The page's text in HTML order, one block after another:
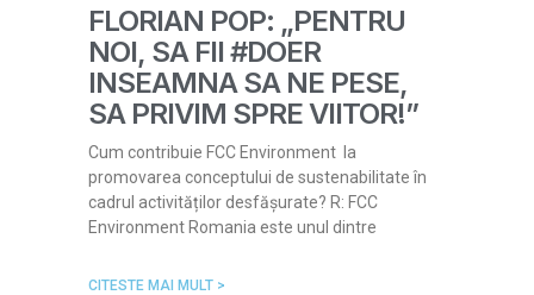
FLORIAN POP: „PENTRU
NOI, SA FII #DOER
INSEAMNA SA NE PESE,
SA PRIVIM SPRE VIITOR!”
Cum contribuie FCC Environment la
promovarea conceptului de sustenabilitate în
cadrul activităților desfășurate? R: FCC
Environment Romania este unul dintre
CITESTE MAI MULT >